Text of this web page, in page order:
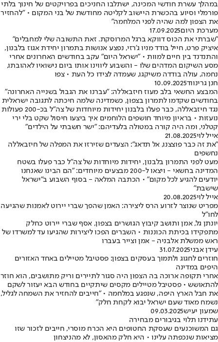
במהלך עשרת חודשי המכינה, ישתלבו החניכים בפרויקטים של חינוך בלתי
פורמלי וסיוע בהכשרת היישוב לקליטה מחודשת של בני המקום • "להחזיר
את הצפון למה שהיה לפני המלחמה"
מערכת היום17.09.2025
"שברתי את הכוס דווקא ברגל המרוסקת. זאת התשובה שלי למחבלים"
איציק פרט, חייל בודד מניו ג'רזי, נפצע אנושות בתמרון יחידת אגוז בלבנון,
והתנדנד בין חיים למוות • "ישראל היום" עקב בחודשים האחרונים אחרי
מסע השיקום המדהים שלו - והשבוע ליווינו אותו ביום נישואיו לאהובתו,
נחמה, עולה בודדה משיקגו, שעמדה לצידו כל העת • צפו
חנן גרינווד10.09.2025
המבצע החשאי בלב מעוז חיזבאללה: "עברנו את הגבול בשנייה האחרונה"
בחודשים שקדמו לתמרון בצפון, כשמדינה שלמה חיכתה לתגובה ישראלית
נגד חיזבאללה, כבר פעלו בלבנון יחידות מיוחדות של צה"ל בכ-200 פעולות
נועזות • בראיון מיוחד חושפים הלוחמים איך ביצעו חיסול שקט בלי ירי
קטלני, ומה היה קורה במטולה בלעדיהם: "ישר חשבתי על הילדים"
אייל לוי21.08.2025
"את זה כבר פוצצנו, אל תדאג": הצעדים שזירזו את המפלה של חיזבאללה
נחשפים
מעט לפני התמרון בלבנון, יחידות מיוחדות של צה"ל כבר פעלו בשטח
המדינה בחשאי - ויצאו ל-200 מבצעים מיוחדים: "הם הבינו שאנחנו
יודעים להגיע לכל מקום" • הכתבה המלאה - בסוף השבוע ב"ישראל
שישבת"
אייל לוי20.08.2025
מפריט שנוצר לזרוע הרס ליצירה: האמן שהפך שברי יירוט לאמנות שהגיעה
לחו"ל
יונתן גל, אמן ותושב קיבוץ הגושרים בצפון, אסף שברי יירוט כחלק
מתפקידו בכיתת הכוננות • השברים הפכו ליצירות שהגיעו עד למשרדו של
ראש ממשלת אלבניה - אמן וצייר בעברו
עידן אבני31.07.2025
חוזרים לחגוג ולתמוך בעסקים בצפון: פסטיבל מטיילים באחד האזורים
היפים במדינה
אחרי תקופה ארוכה בה הצפון היה סגור לתיירים וריק מתושבים, הוא חוזר
להתאושש • פסטיבל מטיילים מקסים שיתקיים בחודש הבא יעזור לשקם
את חבל הארץ היפה, שנפגע במלחמה • "חייבים להחזיר את השמחה לגליל,
נשמח מאוד שעם ישראל יבוא לקחת חלק"
שמעון יעיש09.03.2025
עתידנו תלוי בגיבורים מבחירה
גם המשוכנעים שעסקת החטופים היא הכרח מוסרי, חייבים לזכור שזו
מציאות שנכפתה עלינו • היא חלק מהאסון, לא מהניצחון